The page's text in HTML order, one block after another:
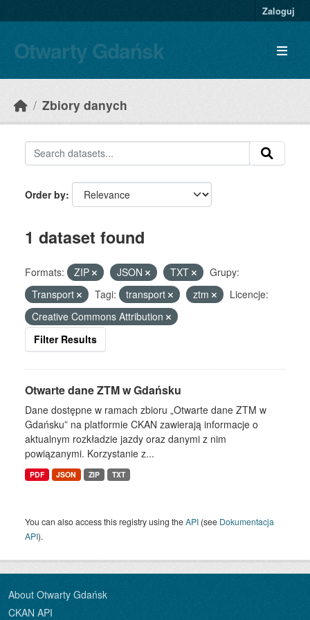
Zaloguj
Otwarty Gdańsk
Zbiory danych
Order by
1 dataset found
Formats: ZIP JSON TXT
Grupy:
Transport
Tagi: transport ztm
Licencje:
Creative Commons Attribution
Filter Results
Otwarte dane ZTM w Gdańsku
Dane dostępne w ramach zbioru „Otwarte dane ZTM w
Gdańsku” na platformie CKAN zawierają informacje o
aktualnym rozkładzie jazdy oraz danymi z nim
powiązanymi. Korzystanie z...
PDF JSON ZIP TXT
You can also access this registry using theAPI (see Dokumentacja
API).
About Otwarty Gdańsk
CKAN API